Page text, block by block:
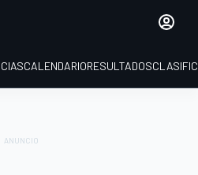
CALENDARIORESULTADOS